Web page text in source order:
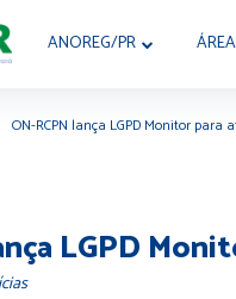
ANOREG/PR
ON-RCPN lança LGPD Monitor para
LGPD